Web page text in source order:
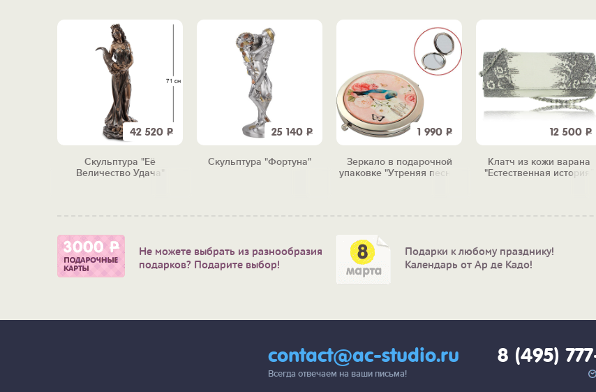
42 520 Р
Скульптура "Её
Величество Удача"
25 140 Р
Скульптура "Фортуна"
1 990 Р
Зеркало в подарочной
упаковке "Утреняя песня"
12 500 Р
Клатч из кожи варана
"Естественная история"
Не можете выбрать из разнообразия
подарков? Подарите выбор!
Подарки к любому празднику!
Календарь от Ар де Кадо!
contact@ac-studio.ru
Всегда отвечаем на ваши письма!
8 (495)